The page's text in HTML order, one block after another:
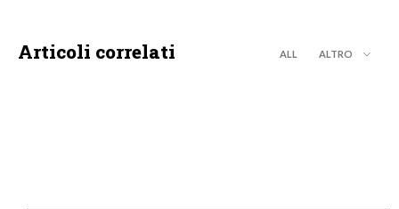
Articoli correlati ALL ALTRO